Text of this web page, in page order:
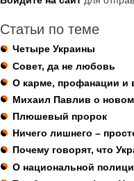
Статьи по теме
Четыре Украины
Совет, да не любовь
О карме, профанации и
Михаил Павлив о новом
Плюшевый пророк
Ничего лишнего –
Почему говорят, что
О национальной